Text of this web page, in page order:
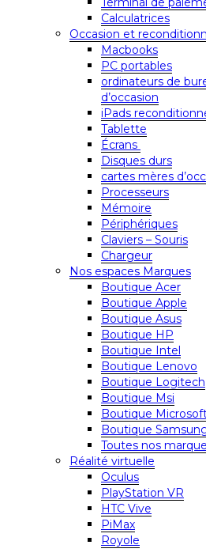
Calculatrices
Occasion et
Macbooks
PC portables
ordinateurs de
d’occasion
iPads
Tablette
Écrans
Disques durs
cartes mères
Processeurs
Mémoire
Périphériques
Claviers – Souris
Chargeur
Nos espaces Marques
Boutique Acer
Boutique Apple
Boutique Asus
Boutique HP
Boutique Intel
Boutique Lenovo
Boutique Logitech
Boutique Msi
Boutique
Boutique
Toutes nos
Réalité virtuelle
Oculus
PlayStation VR
HTC Vive
PiMax
Royole